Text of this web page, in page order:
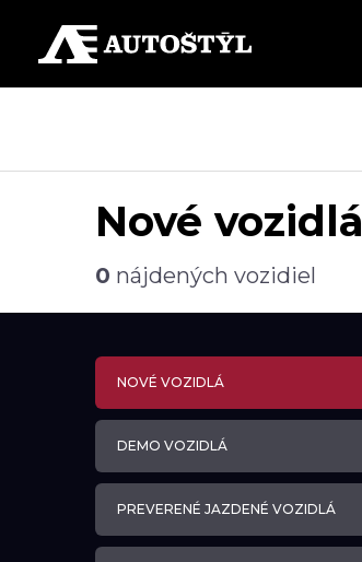
Nové vozidlá
0 nájdených vozidiel
NOVÉ VOZIDLÁ
DEMO VOZIDLÁ
PREVERENÉ JAZDENÉ VOZIDLÁ